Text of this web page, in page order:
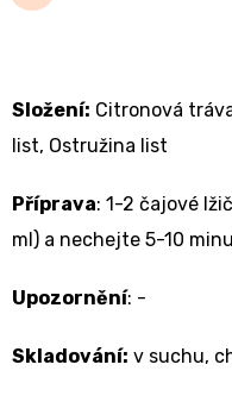
Složení: Citronová
list, Ostružina list
Příprava: 1-2 čajové
ml) a nechejte 5-10
Upozornění: -
Skladování: v suchu,